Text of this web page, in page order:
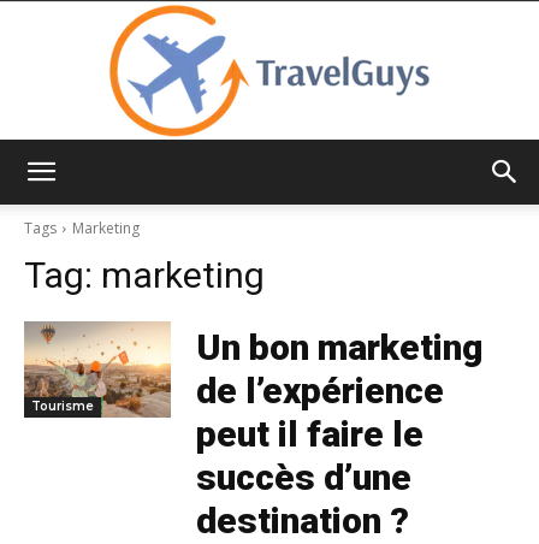
Tags
Marketing
Tag: marketing
Tourisme
Un bon marketing
de l’expérience
peut il faire le
succès d’une
destination ?